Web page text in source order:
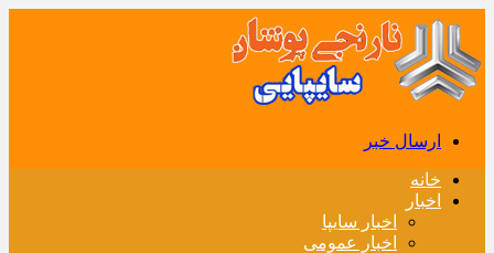
ارسال خبر
خانه
اخبار
اخبار سایپا
اخبار عمومی